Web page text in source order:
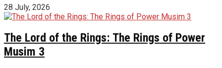
28 July, 2026
The Lord of the Rings: The Rings of Power
Musim 3